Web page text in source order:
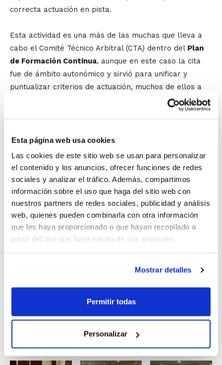
Esta página web usa cookies
Las cookies de este sitio web se usan para personalizar
el contenido y los anuncios, ofrecer funciones de redes
sociales y analizar el tráfico. Además, compartimos
información sobre el uso que haga del sitio web con
nuestros partners de redes sociales, publicidad y análisis
web, quienes pueden combinarla con otra información
que les haya proporcionado o que hayan recopilado a
partir del uso que haya hecho de sus servicios.
Mostrar detalles
Permitir todas
Personalizar
correcta actuación en pista.
Esta actividad es una más de las muchas que lleva a
cabo el Comité Técnico Arbitral (CTA) dentro del Plan
de Formación Continua, aunque en este caso la cita
fue de ámbito autonómico y sirvió para unificar y
puntualizar criterios de actuación, muchos de ellos a
través de la visualización de cortes de vídeo
pertenecientes a encuentros de esta primera parte de
Consulta la programación de actividades que el CTA
llevará a cabo hasta final de temporada
Formación Continua Árbitros
Formación Continua Oficiales de Mesa